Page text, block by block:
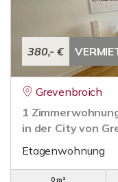
380,- €
Grevenbroich
1
in der City von
Etagenwohnung
0 m²